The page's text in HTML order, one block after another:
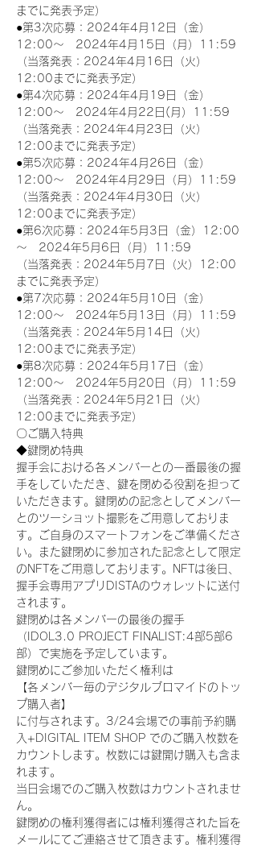
までに発表予定）
●第3次応募：2024年4月12日（金）
12:00～　2024年4月15日（月）11:59
（当落発表：2024年4月16日（火）
12:00までに発表予定）
●第4次応募：2024年4月19日（金）
12:00～　2024年4月22日(月）11:59
（当落発表：2024年4月23日（火）
12:00までに発表予定）
●第5次応募：2024年4月26日（金）
12:00～　2024年4月29日（月）11:59
（当落発表：2024年4月30日（火）
12:00までに発表予定）
●第6次応募：2024年5月3日（金）12:00
～　2024年5月6日（月）11:59
（当落発表：2024年5月7日（火）12:00
までに発表予定）
●第7次応募：2024年5月10日（金）
12:00～　2024年5月13日（月）11:59
（当落発表：2024年5月14日（火）
12:00までに発表予定）
●第8次応募：2024年5月17日（金）
12:00～　2024年5月20日（月）11:59
（当落発表：2024年5月21日（火）
12:00までに発表予定）
〇ご購入特典
◆鍵閉め特典
握手会における各メンバーとの一番最後の握
手をしていただき、鍵を閉める役割を担って
いただきます。鍵閉めの記念としてメンバー
とのツーショット撮影をご用意しておりま
す。ご自身のスマートフォンをご準備くださ
い。また鍵閉めに参加された記念として限定
のNFTをご用意しております。NFTは後日、
握手会専用アプリDISTAのウォレットに送付
されます。
鍵閉めは各メンバーの最後の握手
（IDOL3.0 PROJECT FINALIST:4部5部6
部）で実施を予定しています。
鍵閉めにご参加いただく権利は
【各メンバー毎のデジタルブロマイドのトッ
プ購入者】
に付与されます。3/24会場での事前予約購
入+DIGITAL ITEM SHOP でのご購入枚数を
カウントします。枚数には鍵開け購入も含ま
れます。
当日会場でのご購入枚数はカウントされませ
ん。
鍵閉めの権利獲得者には権利獲得された旨を
メールにてご連絡させて頂きます。権利獲得